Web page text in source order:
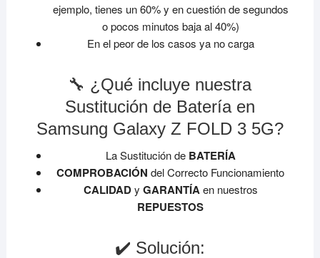
ejemplo, tienes un 60% y en cuestión de segundos
o pocos minutos baja al 40%)
En el peor de los casos ya no carga
🔧 ¿Qué incluye nuestra
Sustitución de Batería en
Samsung Galaxy Z FOLD 3 5G?
La Sustitución de BATERÍA
COMPROBACIÓNdel Correcto Funcionamiento
CALIDADy GARANTÍAen nuestros
REPUESTOS
✔️ Solución: